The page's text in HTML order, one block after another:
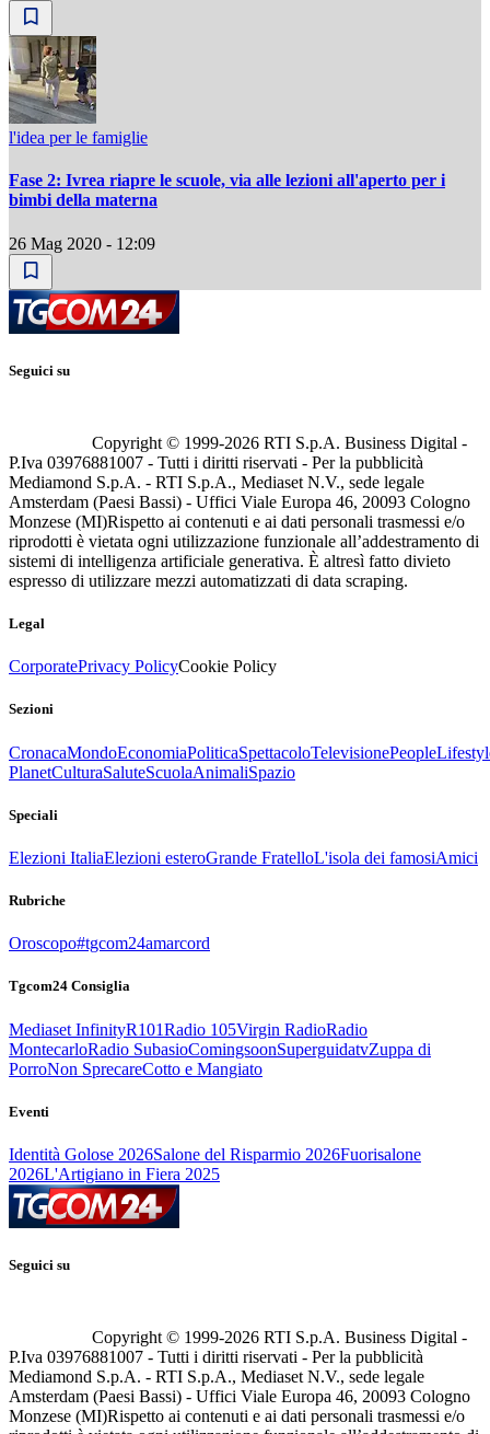
l'idea per le famiglie
Fase 2: Ivrea riapre le scuole, via alle lezioni all'aperto per i
bimbi della materna
26 Mag 2020 - 12:09
Seguici su
Copyright © 1999-2026 RTI S.p.A. Business Digital -
P.Iva 03976881007 - Tutti i diritti riservati - Per la pubblicità
Mediamond S.p.A. - RTI S.p.A., Mediaset N.V., sede legale
Amsterdam (Paesi Bassi) - Uffici Viale Europa 46, 20093 Cologno
Monzese (MI)Rispetto ai contenuti e ai dati personali trasmessi e/o
riprodotti è vietata ogni utilizzazione funzionale all’addestramento di
sistemi di intelligenza artificiale generativa. È altresì fatto divieto
espresso di utilizzare mezzi automatizzati di data scraping.
Legal
CorporatePrivacy PolicyCookie Policy
Sezioni
CronacaMondoEconomiaPoliticaSpettacoloTelevisionePeople
PlanetCulturaSaluteScuolaAnimaliSpazio
Speciali
Elezioni ItaliaElezioni esteroGrande FratelloL'isola dei famosiAmici
Rubriche
Oroscopo#tgcom24amarcord
Tgcom24 Consiglia
Mediaset InfinityR101Radio 105Virgin RadioRadio
MontecarloRadio SubasioComingsoonSuperguidatvZuppa di
PorroNon SprecareCotto e Mangiato
Eventi
Identità Golose 2026Salone del Risparmio 2026Fuorisalone
2026L'Artigiano in Fiera 2025
Seguici su
Copyright © 1999-2026 RTI S.p.A. Business Digital -
P.Iva 03976881007 - Tutti i diritti riservati - Per la pubblicità
Mediamond S.p.A. - RTI S.p.A., Mediaset N.V., sede legale
Amsterdam (Paesi Bassi) - Uffici Viale Europa 46, 20093 Cologno
Monzese (MI)Rispetto ai contenuti e ai dati personali trasmessi e/o